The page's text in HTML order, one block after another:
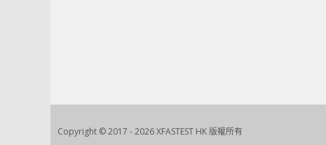
Copyright © 2017 - 2026 XFASTEST HK 版權所有